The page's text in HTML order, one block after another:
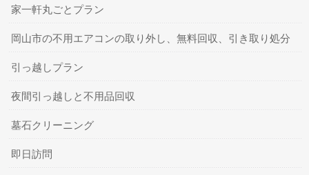
家一軒丸ごとプラン
岡山市の不用エアコンの取り外し、無料回収、引き取り処分
引っ越しプラン
夜間引っ越しと不用品回収
墓石クリーニング
即日訪問